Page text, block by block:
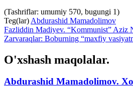
(Tashriflar: umumiy 570, bugungi 1)
Teg(lar) Abdurashid Mamadolimov
Fazliddin Madiyev. “Kommunist” Aziz
Zarvaraqlar: Boburning “maxfiy
O'xshash maqolalar.
Abdurashid Mamadolimov.